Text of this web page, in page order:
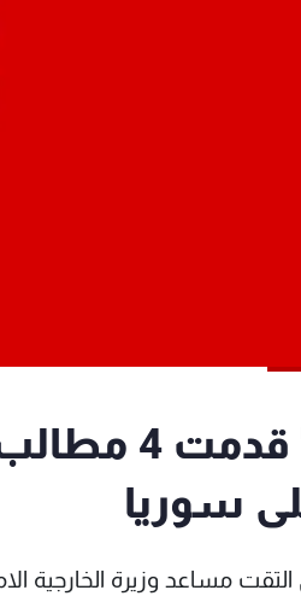
الجمهورية:
سوريا
أن "قوى 14 آذار التي التقت مساعد